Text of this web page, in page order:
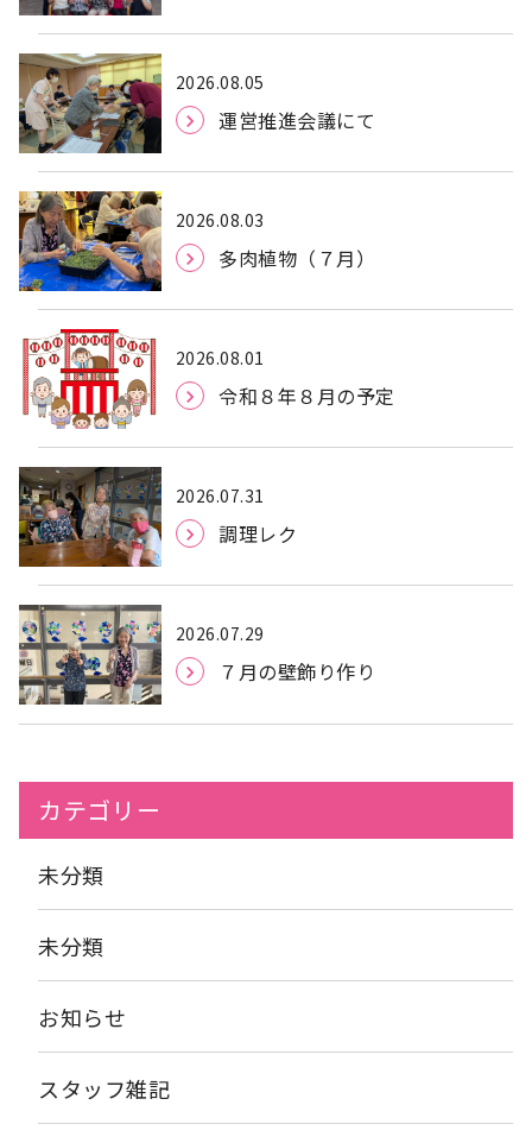
2026.08.05
運営推進会議にて
2026.08.03
多肉植物（７月）
2026.08.01
令和８年８月の予定
2026.07.31
調理レク
2026.07.29
７月の壁飾り作り
カテゴリー
未分類
未分類
お知らせ
スタッフ雑記